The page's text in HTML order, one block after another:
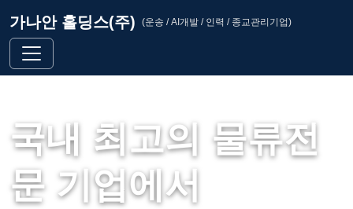
가나안 홀딩스(주) (운송 / AI개발 / 인력 / 종교관리기업)
국내 최고의 물류전
문 기업에서